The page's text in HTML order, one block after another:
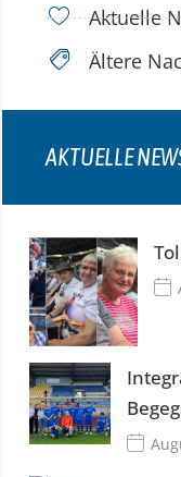
Aktuelle
Ältere
AKTUELLE